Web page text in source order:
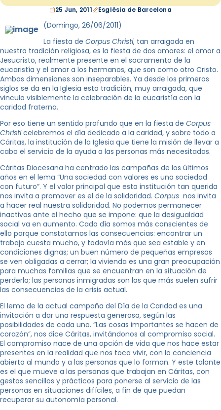
25 Jun, 2011 Església de Barcelona
(Domingo, 26/06/2011)
La fiesta de Corpus Christi, tan arraigada en
nuestra tradición religiosa, es la fiesta de dos amores: el amor a
Jesucristo, realmente presente en el sacramento de la
eucaristía y el amor a los hermanos, que son como otro Cristo.
Ambas dimensiones son inseparables. Ya desde los primeros
siglos se da en la Iglesia esta tradición, muy arraigada, que
vincula visiblemente la celebración de la eucaristía con la
caridad fraterna.
Por eso tiene un sentido profundo que en la fiesta de Corpus
Christicelebremos el día dedicado a la caridad, y sobre todo a
Cáritas, la institución de la Iglesia que tiene la misión de llevar a
cabo el servicio de la ayuda a las personas más necesitadas.
Cáritas Diocesana ha centrado las campañas de los últimos
años en el lema “Una sociedad con valores es una sociedad
con futuro”. Y el valor principal que esta institución tan querida
nos invita a promover es el de la solidaridad. Corpus nos invita
a hacer real nuestra solidaridad. No podemos permanecer
inactivos ante el hecho que se impone: que la desigualdad
social va en aumento. Cada día somos más conscientes de
ello porque constatamos las consecuencias: encontrar un
trabajo cuesta mucho, y todavía más que sea estable y en
condiciones dignas; un buen número de pequeñas empresas
se ven obligadas a cerrar; la vivienda es una gran preocupación
para muchas familias que se encuentran en la situación de
perderla; las personas inmigradas son las que más suelen sufrir
las consecuencias de la crisis actual.
El lema de la actual campaña del Día de la Caridad es una
invitación a dar una respuesta generosa, según las
posibilidades de cada uno. “Las cosas importantes se hacen de
corazón”, nos dice Cáritas, invitándonos al compromiso social.
El compromiso nace de una opción de vida que nos hace estar
presentes en la realidad que nos toca vivir, con la conciencia
abierta al mundo y a las personas que lo forman. Y este talante
es el que mueve a las personas que trabajan en Cáritas, con
gestos sencillos y prácticos para ponerse al servicio de las
personas en situaciones difíciles, a fin de que puedan
recuperar su autonomía personal.